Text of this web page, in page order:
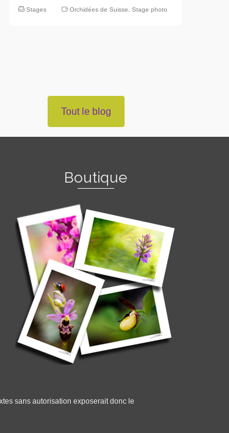
Stages Orchidées de Suisse,Stage photo
Tout le blog
Boutique
sans autorisation exposerait donc le